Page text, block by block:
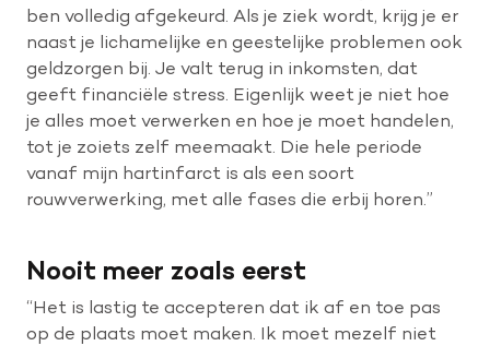
ben volledig afgekeurd. Als je ziek wordt, krijg je er
naast je lichamelijke en geestelijke problemen ook
geldzorgen bij. Je valt terug in inkomsten, dat
geeft financiële stress. Eigenlijk weet je niet hoe
je alles moet verwerken en hoe je moet handelen,
tot je zoiets zelf meemaakt. Die hele periode
vanaf mijn hartinfarct is als een soort
rouwverwerking, met alle fases die erbij horen.”
Nooit meer zoals eerst
“Het is lastig te accepteren dat ik af en toe pas
op de plaats moet maken. Ik moet mezelf niet